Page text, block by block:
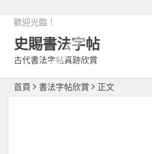
歡迎光臨！
史賜書法字帖
古代書法字帖真跡欣賞
首頁 書法字帖欣賞 正文